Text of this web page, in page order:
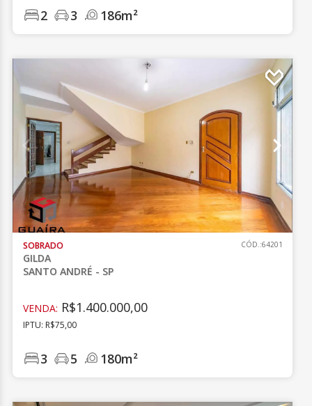
2 3 186m²
SOBRADO
GILDA
SANTO ANDRÉ - SP
CÓD.:64201
VENDA: R$1.400.000,00
IPTU: R$75,00
3 5 180m²